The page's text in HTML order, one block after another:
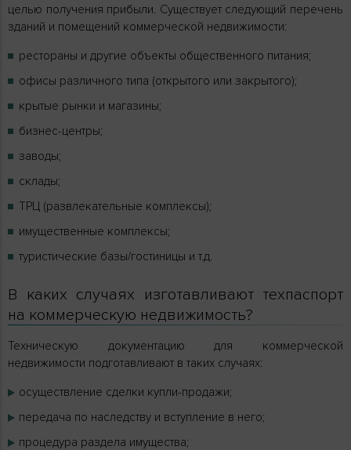
целью получения прибыли. Существует следующий перечень
зданий и помещений коммерческой недвижимости:
рестораны и другие объекты общественного питания;
офисы различного типа (открытого или закрытого);
крытые рынки и магазины;
бизнес-центры;
заводы;
склады;
ТРЦ (развлекательные комплексы);
имущественные комплексы;
туристические базы/гостиницы и т.д.
В каких случаях изготавливают техпаспорт
на коммерческую недвижимость?
Техническую документацию для коммерческой
недвижимости подготавливают в таких случаях:
осуществление сделки купли-продажи;
передача по наследству и вступление в него;
процедура раздела имущества;